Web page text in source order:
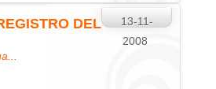
13-11-
2008
DEL